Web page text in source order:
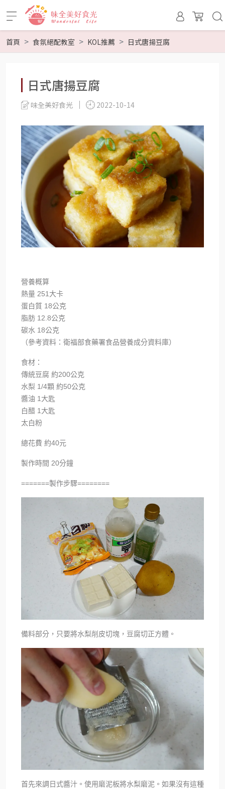
首頁 食氛絕配教室 KOL推薦 日式唐揚豆腐
日式唐揚豆腐
味全美好食光 2022-10-14
營養概算
熱量 251大卡
蛋白質 18公克
脂肪 12.8公克
碳水 18公克
（參考資料：衛福部食藥署食品營養成分資料庫）
食材：
傳統豆腐 約200公克
水梨 1/4顆 約50公克
醬油 1大匙
白醋 1大匙
太白粉
總花費 約40元
製作時間 20分鐘
=======製作步驟========
備料部分，只要將水梨削皮切塊，豆腐切正方體。
首先來調日式醬汁。使用磨泥板將水梨磨泥。如果沒有這種